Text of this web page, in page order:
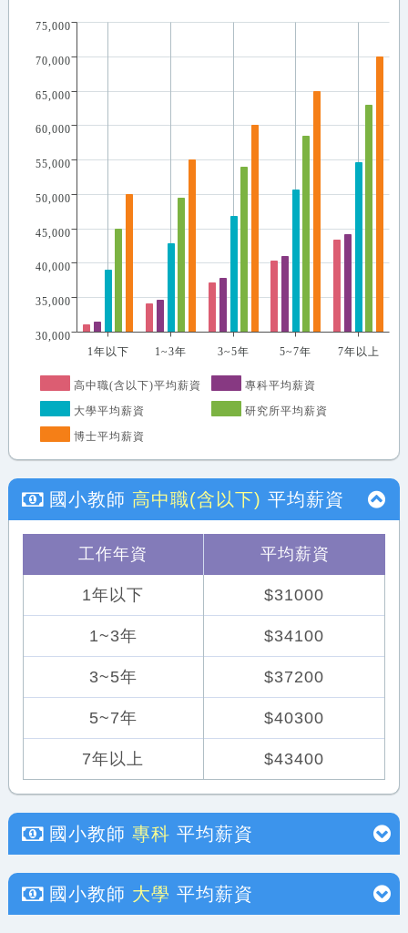
1年以下 1~3年 3~5年 5~7年 7年以上
30,000
35,000
40,000
45,000
50,000
55,000
60,000
65,000
70,000
75,000
高中職(含以下)平均薪資
專科平均薪資
大學平均薪資
研究所平均薪資
博士平均薪資
國小教師 高中職(含以下) 平均薪資
工作年資 平均薪資
1年以下
1~3年
3~5年
5~7年
7年以上
$31000
$34100
$37200
$40300
$43400
國小教師 專科 平均薪資
國小教師 大學 平均薪資